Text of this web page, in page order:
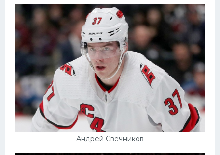
Андрей Свечников